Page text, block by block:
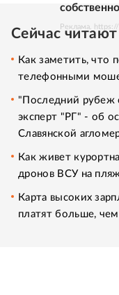
Реклама.
Сейчас читают
Как заметить, что
телефонными
"Последний
эксперт "РГ" - об
Славянской
Как живет
дронов ВСУ на
Карта высоких
платят больше,